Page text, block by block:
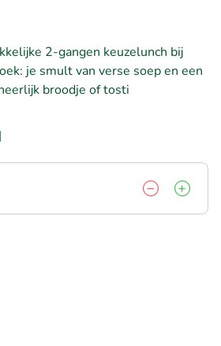
2-gangen keuzelunch bij
je smult van verse soep en een
broodje of tosti